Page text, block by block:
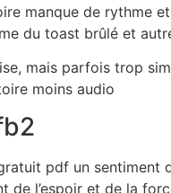
manque de rythme
du toast brûlé et
mais parfois trop
moins audio
pdf un sentiment
de l’espoir et de la